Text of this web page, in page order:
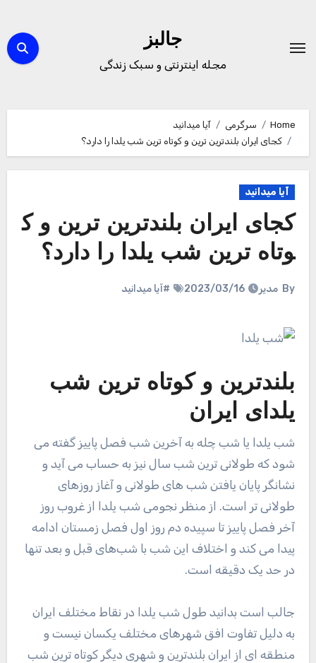
content
جالبز
مجله اینترنتی و سبک زندگی
Home سرگرمی
آیا میدانید
کجای ایران بلندترین ترین و کوتاه ترین شب یلدا را دارد؟
آیا میدانید
کجای ایران بلندترین ترین و ک
وتاه ترین شب یلدا را دارد؟
By مدیر 2023/03/16 #آیا میدانید
بلندترین و کوتاه ترین شب
یلدای ایران
شب یلدا یا شب چله به آخرین شب فصل پاییز گفته می
شود که طولانی ترین شب سال نیز به حساب می آید و
نشانگر پایان یافتن شب های طولانی و آغاز روزهای
طولانی تر است. از منظر نجومی شب یلدا از غروب روز
آخر فصل پاییز تا سپیده دم روز اول فصل زمستان ادامه
پیدا می کند و اختلاف این شب با شب‌های قبل و بعد تنها
در حد یک دقیقه است.
جالب است بدانید طول شب یلدا در نقاط مختلف ایران
به دلیل تفاوت افق شهرهای مختلف یکسان نیست و
منطقه ای از ایران بلندترین و شهری دیگر کوتاه ترین شب